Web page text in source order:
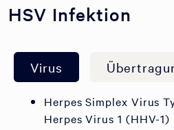
HSV Infektion
Virus
Herpes Simplex Virus
Herpes Virus 1 (HHV-1)